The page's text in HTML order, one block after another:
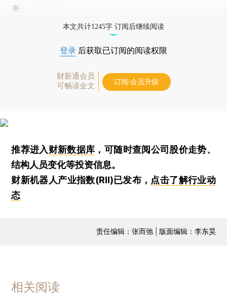
考。
本文共计1245字 订阅后继续阅读
登录 后获取已订阅的阅读权限
财新通会员
可畅读全文
订阅/会员升级
推荐进入财新数据库 ，可随时查阅公司股价走势、
结构人员变化等投资信息。
财新机器人产业指数(RII)已发布， 点击了解行业动
态
责任编辑：张而弛 | 版面编辑：李东昊
相关阅读